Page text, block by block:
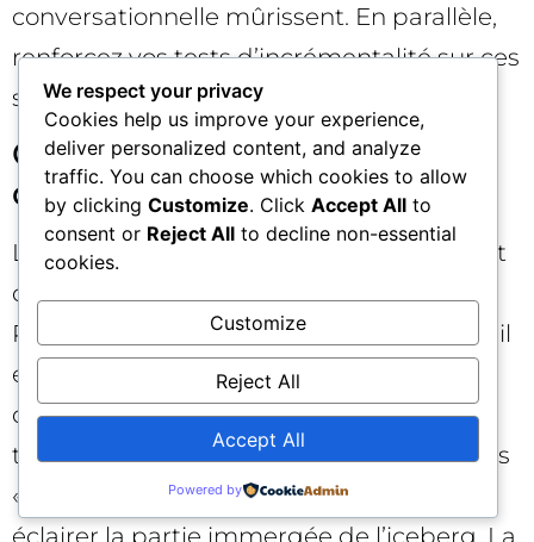
conversationnelle mûrissent. En parallèle,
renforcez vos tests d’incrémentalité sur ces
segments pour estimer l’élévation réelle.
Choisir le bon modèle
d’attribution 🧠
Les modèles au dernier clic sous‑estiment
quasi toujours la contribution amont.
Privilégiez un modèle data‑driven quand il
est statistiquement fiable, complétez par
des tests contrôlés (géographiques,
temporels), et triangulez avec des lectures
« share of search » ou de notoriété pour
éclairer la partie immergée de l’iceberg. La
We respect your privacy
Cookies help us improve your experience,
deliver personalized content, and analyze
traffic. You can choose which cookies to allow
by clicking Customize. Click Accept All to
consent or Reject All to decline non-essential
cookies.
Customize
Reject All
Accept All
Powered by